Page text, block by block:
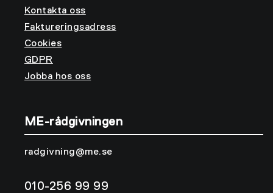
Kontakta oss
Faktureringsadress
Cookies
GDPR
Jobba hos oss
ME-rådgivningen
radgivning@me.se
010-256 99 99